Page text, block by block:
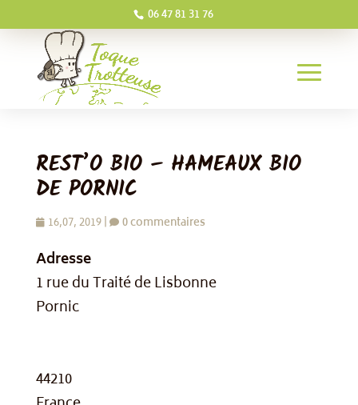
06 47 81 31 76
REST’O BIO – HAMEAUX BIO
DE PORNIC
16,07, 2019| 0 commentaires
Adresse
1 rue du Traité de Lisbonne
Pornic
44210